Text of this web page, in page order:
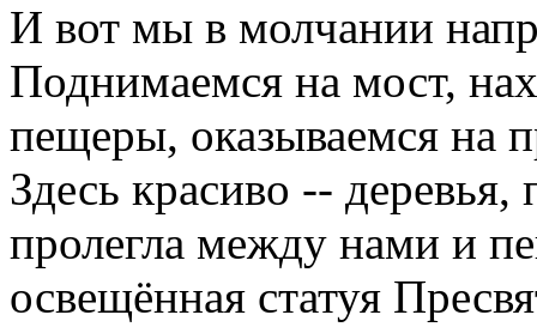
И вот мы в молчании
Поднимаемся на мост,
пещеры, оказываемся на
Здесь красиво -- деревья,
пролегла между нами и
освещённая статуя